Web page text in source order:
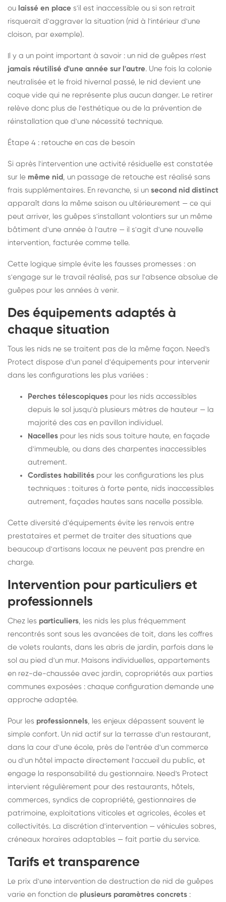
ou laissé en place s'il est inaccessible ou si son retrait
risquerait d'aggraver la situation (nid à l'intérieur d'une
cloison, par exemple).
Il y a un point important à savoir : un nid de guêpes n'est
jamais réutilisé d'une année sur l'autre. Une fois la colonie
neutralisée et le froid hivernal passé, le nid devient une
coque vide qui ne représente plus aucun danger. Le retirer
relève donc plus de l'esthétique ou de la prévention de
réinstallation que d'une nécessité technique.
Étape 4 : retouche en cas de besoin
Si après l'intervention une activité résiduelle est constatée
sur le même nid , un passage de retouche est réalisé sans
frais supplémentaires. En revanche, si un second nid distinct
apparaît dans la même saison ou ultérieurement — ce qui
peut arriver, les guêpes s'installant volontiers sur un même
bâtiment d'une année à l'autre — il s'agit d'une nouvelle
intervention, facturée comme telle.
Cette logique simple évite les fausses promesses : on
s'engage sur le travail réalisé, pas sur l'absence absolue de
guêpes pour les années à venir.
Des équipements adaptés à
chaque situation
Tous les nids ne se traitent pas de la même façon. Need's
Protect dispose d'un panel d'équipements pour intervenir
dans les configurations les plus variées :
Perches télescopiques pour les nids accessibles
depuis le sol jusqu'à plusieurs mètres de hauteur — la
majorité des cas en pavillon individuel.
Nacelles pour les nids sous toiture haute, en façade
d'immeuble, ou dans des charpentes inaccessibles
autrement.
Cordistes habilités pour les configurations les plus
techniques : toitures à forte pente, nids inaccessibles
autrement, façades hautes sans nacelle possible.
Cette diversité d'équipements évite les renvois entre
prestataires et permet de traiter des situations que
beaucoup d'artisans locaux ne peuvent pas prendre en
charge.
Intervention pour particuliers et
professionnels
Chez les particuliers, les nids les plus fréquemment
rencontrés sont sous les avancées de toit, dans les coffres
de volets roulants, dans les abris de jardin, parfois dans le
sol au pied d'un mur. Maisons individuelles, appartements
en rez-de-chaussée avec jardin, copropriétés aux parties
communes exposées : chaque configuration demande une
approche adaptée.
Pour les professionnels, les enjeux dépassent souvent le
simple confort. Un nid actif sur la terrasse d'un restaurant,
dans la cour d'une école, près de l'entrée d'un commerce
ou d'un hôtel impacte directement l'accueil du public, et
engage la responsabilité du gestionnaire. Need's Protect
intervient régulièrement pour des restaurants, hôtels,
commerces, syndics de copropriété, gestionnaires de
patrimoine, exploitations viticoles et agricoles, écoles et
collectivités. La discrétion d'intervention — véhicules sobres,
créneaux horaires adaptables — fait partie du service.
Tarifs et transparence
Le prix d'une intervention de destruction de nid de guêpes
varie en fonction de plusieurs paramètres concrets :